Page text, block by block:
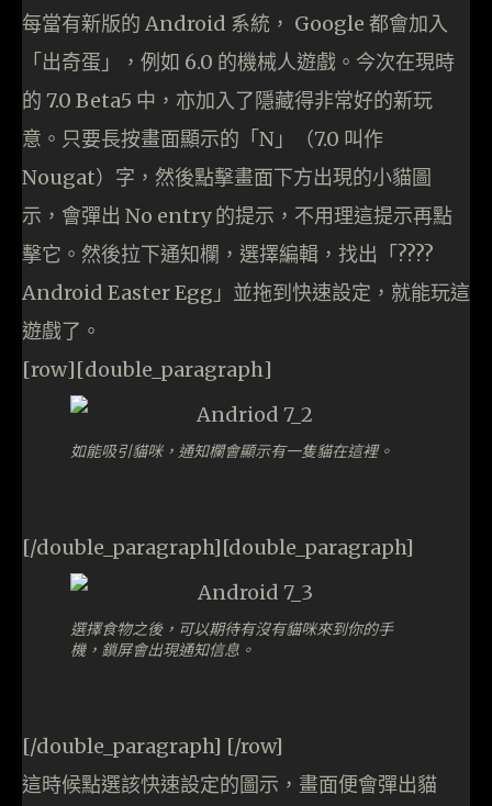
每當有新版的 Android 系統， Google 都會加入
「出奇蛋」，例如 6.0 的機械人遊戲。今次在現時
的 7.0 Beta5 中，亦加入了隱藏得非常好的新玩
意。只要長按畫面顯示的「N」（7.0 叫作
Nougat）字，然後點擊畫面下方出現的小貓圖
示，會彈出 No entry 的提示，不用理這提示再點
擊它。然後拉下通知欄，選擇編輯，找出「????
Android Easter Egg」並拖到快速設定，就能玩這
遊戲了。
[row][double_paragraph]
如能吸引貓咪，通知欄會顯示有一隻貓在這裡。
[/double_paragraph][double_paragraph]
選擇食物之後，可以期待有沒有貓咪來到你的手
機，鎖屏會出現通知信息。
[/double_paragraph] [/row]
這時候點選該快速設定的圖示，畫面便會彈出貓